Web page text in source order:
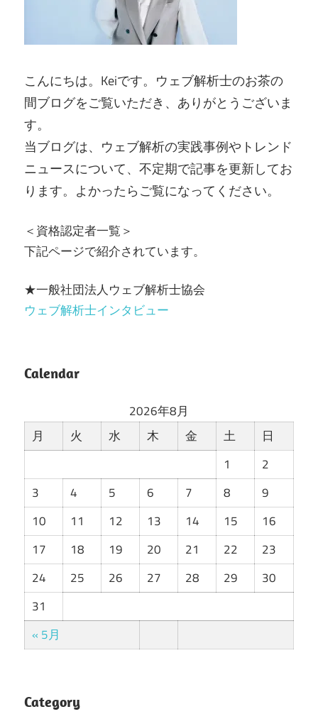
こんにちは。Keiです。ウェブ解析士のお茶の
間ブログをご覧いただき、ありがとうございま
す。
当ブログは、ウェブ解析の実践事例やトレンド
ニュースについて、不定期で記事を更新してお
ります。よかったらご覧になってください。
＜資格認定者一覧＞
下記ページで紹介されています。
★一般社団法人ウェブ解析士協会
ウェブ解析士インタビュー
Calendar
2026年8月
月
火 水 木 金 土 日
« 5月
1
2
3
4 5 6 7 8
9
10
11 12 13 14 15
16
17
18 19 20 21 22
23
24
25 26 27 28 29
30
31
Category